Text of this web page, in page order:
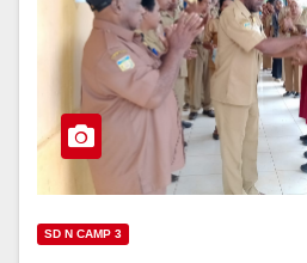
SD N CAMP 3